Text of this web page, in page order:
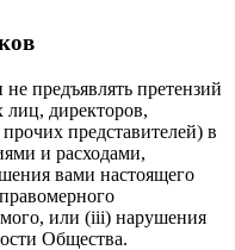
предъявлять претензий
директоров,
представителей) в
и расходами,
вами настоящего
или (iii) нарушения
Общества.